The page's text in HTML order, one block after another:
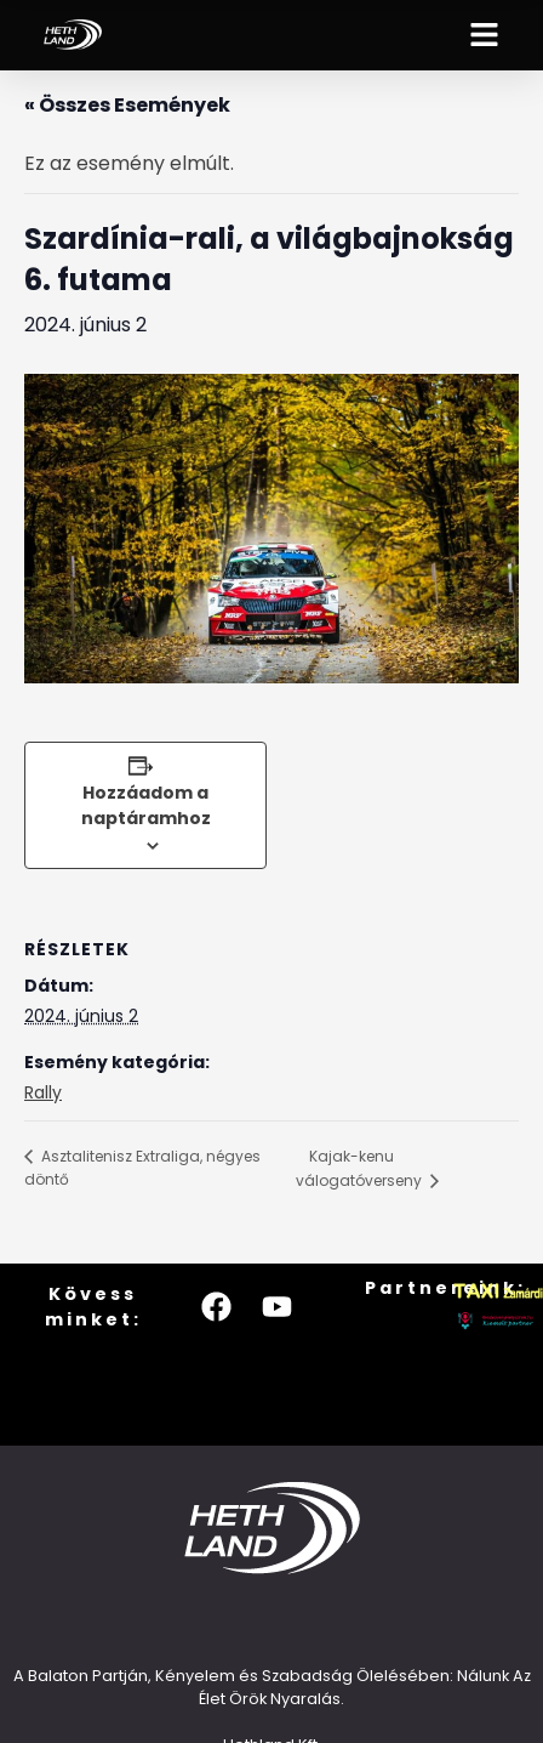
« Összes Események
Ez az esemény elmúlt.
Szardínia-rali, a világbajnokság
6. futama
2024. június 2
Hozzáadom a
naptáramhoz
RÉSZLETEK
Dátum:
2024. június 2
Esemény kategória:
Rally
Asztalitenisz Extraliga, négyes
döntő
Kajak-kenu
válogatóverseny
Kövess
minket:
Partnereink:
A Balaton Partján, Kényelem és Szabadság Ölelésében: Nálunk Az
Élet Örök Nyaralás.